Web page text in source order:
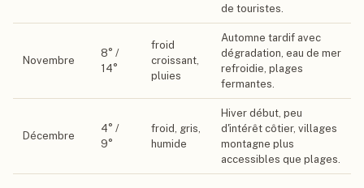
de touristes.
Novembre
8° /
14°
froid
croissant,
pluies
Automne tardif avec
dégradation, eau de mer
refroidie, plages
fermantes.
Décembre
4° /
9°
froid, gris,
humide
Hiver début, peu
d'intérêt côtier, villages
montagne plus
accessibles que plages.